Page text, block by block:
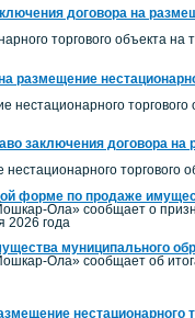
договора на
торгового объекта
заключения договора на
торгового
форме по продаже
Ола» сообщает о
2026 года
муниципального
Ола» сообщает об
нестационарного